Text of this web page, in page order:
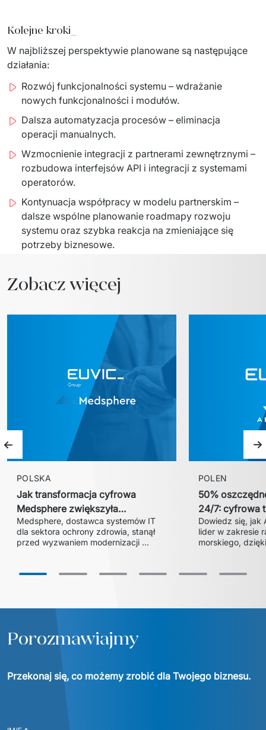
Kolejne kroki_
W najbliższej perspektywie planowane są następujące
działania:
Rozwój funkcjonalności systemu – wdrażanie
nowych funkcjonalności i modułów.
Dalsza automatyzacja procesów – eliminacja
operacji manualnych.
Wzmocnienie integracji z partnerami zewnętrznymi –
rozbudowa interfejsów API i integracji z systemami
operatorów.
Kontynuacja współpracy w modelu partnerskim –
dalsze wspólne planowanie roadmapy rozwoju
systemu oraz szybka reakcja na zmieniające się
potrzeby biznesowe.
Zobacz więcej
Poprzedni slajd
POLSKA
Jak transformacja cyfrowa
Medsphere zwiększyła
efektywność i pozwoliła zdobyć
większy udział w rynku?
Medsphere, dostawca systemów IT
dla sektora ochrony zdrowia, stanął
przed wyzwaniem modernizacji
dostaw. We współpracy z Euvic
HIPAA rozwiązanie, które zwiększyło
wejście do większych systemów
szpitalnych, umacniając jej pozycję
POLEN
50%
24/7: cyfrowa
Ardent z Euvic
Dowiedz się, jak
lider w zakresie
morskiego,
pomocy 24/7
Porozmawiajmy
Przekonaj się, co możemy zrobić dla Twojego biznesu.